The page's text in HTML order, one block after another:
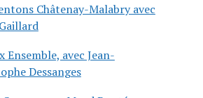
Châtenay-Malabry avec
Ensemble, avec Jean-
Dessanges